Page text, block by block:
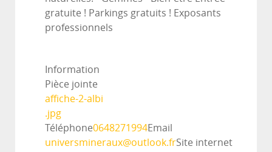
gratuite ! Parkings gratuits ! Exposants
professionnels
Information
Pièce jointe
affiche-2-albi
.jpg
Téléphone0648271994Email
universmineraux@outlook.frSite internet